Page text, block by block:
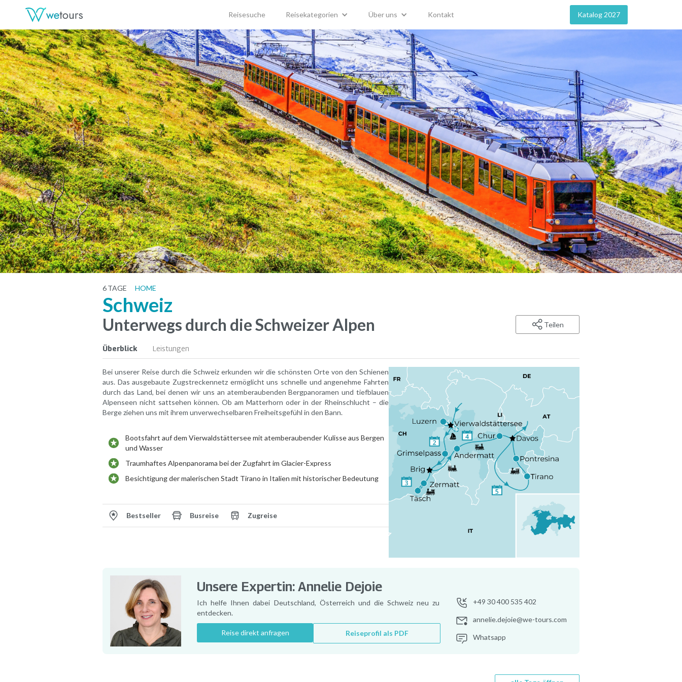
Reisesuche Reisekategorien Über uns Kontakt Katalog 2027
6TAGE HOME
Schweiz
Unterwegs durch die Schweizer Alpen Teilen
Überblick Leistungen
Bei unserer Reise durch die Schweiz erkunden wir die schönsten Orte von den Schienen
aus. Das ausgebaute Zugstreckennetz ermöglicht uns schnelle und angenehme Fahrten
durch das Land, bei denen wir uns an atemberaubenden Bergpanoramen und tiefblauen
Alpenseen nicht sattsehen können. Ob am Matterhorn oder in der Rheinschlucht – die
Berge ziehen uns mit ihrem unverwechselbaren Freiheitsgefühl in den Bann.
Bootsfahrt auf dem Vierwaldstättersee mit atemberaubender Kulisse aus Bergen
und Wasser
Traumhaftes Alpenpanorama bei der Zugfahrt im Glacier-Express
Besichtigung der malerischen Stadt Tirano in Italien mit historischer Bedeutung
Bestseller Busreise Zugreise
Unsere Expertin: Annelie Dejoie
Ich helfe Ihnen dabei Deutschland, Österreich und die Schweiz neu zu
entdecken.
Reise direkt anfragen Reiseprofil als PDF
+49 30 400 535 402
annelie.dejoie@we-tours.com
Whatsapp